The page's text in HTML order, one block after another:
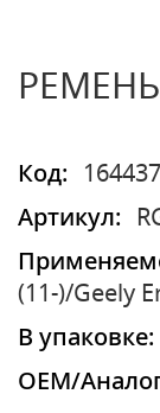
РЕМЕНЬ
Код:
Артикул:
(11-)/Geely
В упаковке:
OEM/